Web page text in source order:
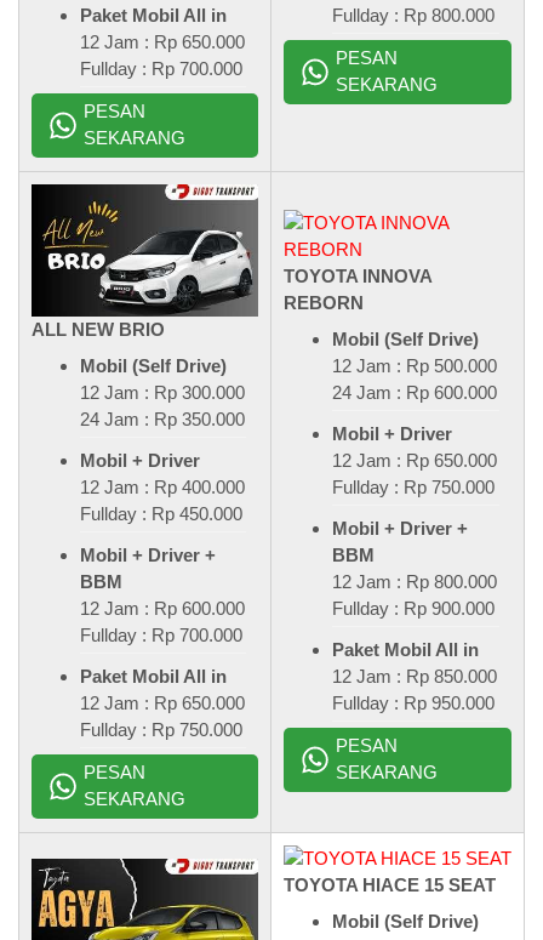
Paket Mobil All in
12 Jam : Rp 650.000
Fullday : Rp 700.000
PESAN
SEKARANG
Fullday : Rp 800.000
PESAN
SEKARANG
ALL NEW BRIO
Mobil (Self Drive)
12 Jam : Rp 300.000
24 Jam : Rp 350.000
Mobil + Driver
12 Jam : Rp 400.000
Fullday : Rp 450.000
Mobil + Driver +
BBM
12 Jam : Rp 600.000
Fullday : Rp 700.000
Paket Mobil All in
12 Jam : Rp 650.000
Fullday : Rp 750.000
PESAN
SEKARANG
TOYOTA INNOVA
REBORN
Mobil (Self Drive)
12 Jam : Rp 500.000
24 Jam : Rp 600.000
Mobil + Driver
12 Jam : Rp 650.000
Fullday : Rp 750.000
Mobil + Driver +
BBM
12 Jam : Rp 800.000
Fullday : Rp 900.000
Paket Mobil All in
12 Jam : Rp 850.000
Fullday : Rp 950.000
PESAN
SEKARANG
TOYOTA HIACE 15 SEAT
Mobil (Self Drive)